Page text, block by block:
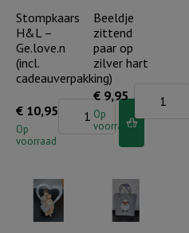
liefde
Stompkaars
H&L –
Ge.love.n
(incl.
cadeauverpakking)
€ 10,95
Op
voorraad
Stompkaars
(incl.
cadeauverpakking)
Beeldje
zittend
paar op
zilver hart
€ 9,95
Op
voorraad
zittend
zilver
hart
aantal